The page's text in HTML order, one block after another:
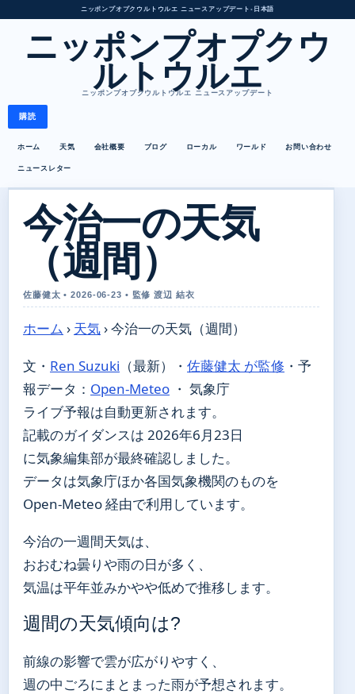
ニッポンプオプクウルトウルエ ニュースアップデート • 日本語
ニッポンプオプクウ
ルトウルエ
ニッポンプオプクウルトウルエ ニュースアップデート
購読
ホーム 天気 会社概要 ブログ ローカル ワールド お問い合わせ
ニュースレター
今治一の天気
（週間）
佐藤健太 • 2026-06-23 • 監修 渡辺 結衣
ホーム › 天気›今治一の天気（週間）
文・ Ren Suzuki （最新） ・ 佐藤健太 が監修 ・ 予
報データ： Open-Meteo ・ 気象庁
ライブ予報は自動更新されます。
記載のガイダンスは 2026年6月23日
に気象編集部が最終確認しました。
データは気象庁ほか各国気象機関のものを
Open-Meteo 経由で利用しています。
今治の一週間天気は、
おおむね曇りや雨の日が多く、
気温は平年並みかやや低めで推移します。
週間の天気傾向は?
前線の影響で雲が広がりやすく、
週の中ごろにまとまった雨が予想されます。